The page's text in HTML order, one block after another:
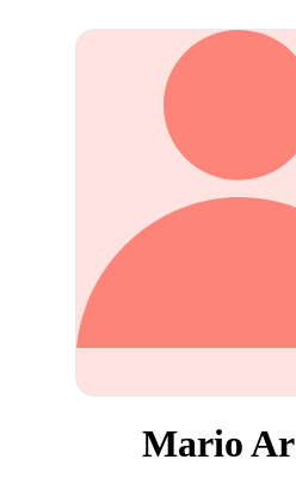
Mario